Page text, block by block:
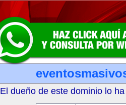
El dueño de este dominio lo